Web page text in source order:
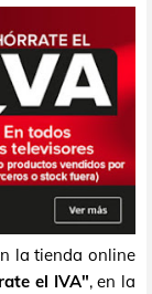
la tienda online
el IVA", en la